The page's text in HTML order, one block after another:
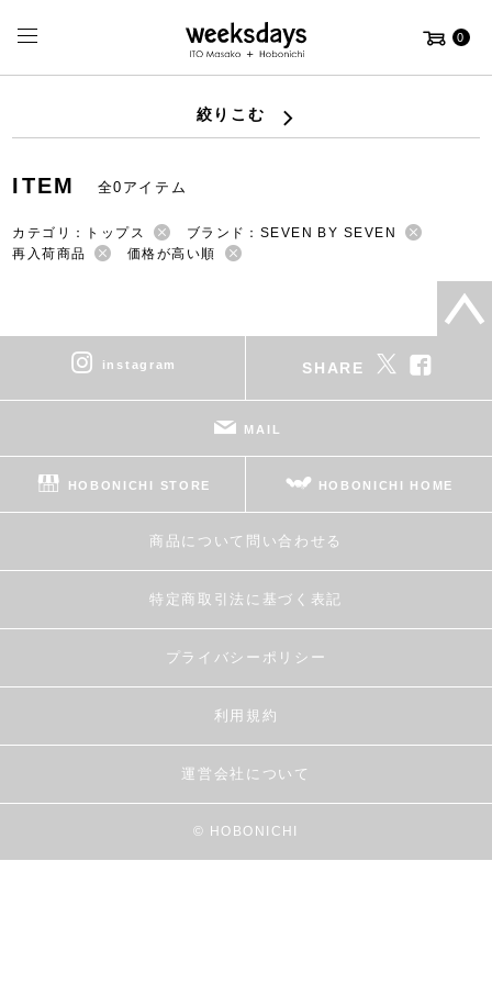
0
絞りこむ
ITEM 全0アイテム
カテゴリ：トップス
ブランド：SEVEN BY SEVEN
再入荷商品
価格が高い順
instagram SHARE
MAIL
HOBONICHI STORE HOBONICHI HOME
商品について問い合わせる
特定商取引法に基づく表記
プライバシーポリシー
利用規約
運営会社について
© HOBONICHI